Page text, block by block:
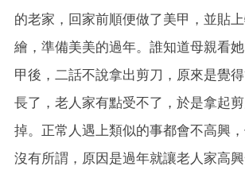
的老家，回家前順便做了美甲，並貼
繪，準備美美的過年。誰知道母親看
甲後，二話不說拿出剪刀，原來是覺
長了，老人家有點受不了，於是拿起
掉。正常人遇上類似的事都會不高興
沒有所謂，原因是過年就讓老人家高